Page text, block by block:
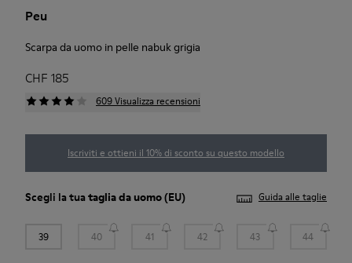
Peu
Scarpa da uomo in pelle nabuk grigia
CHF 185
609 Visualizza recensioni
Iscriviti e ottieni il 10% di sconto su questo modello
Scegli la tuataglia da uomo(EU) Guida alle taglie
39 40 41 42 43 44